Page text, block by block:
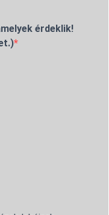
érdeklik!